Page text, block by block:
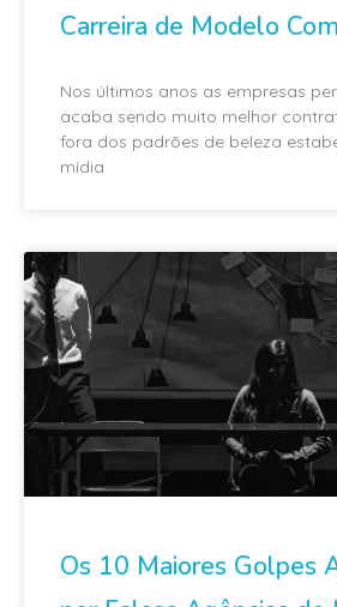
Carreira de Modelo
Nos últimos anos as empresas
acaba sendo muito melhor
fora dos padrões de beleza
mídia
Os 10 Maiores Golpes